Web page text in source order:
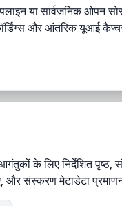
या सार्वजनिक ओपन
और आंतरिक यूआई
के लिए निर्देशित
और संस्करण मेटाडेटा